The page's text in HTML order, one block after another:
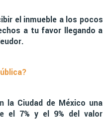
el inmueble a los pocos
a tu favor llegando a
la Ciudad de México una
el 7% y el 9% del valor